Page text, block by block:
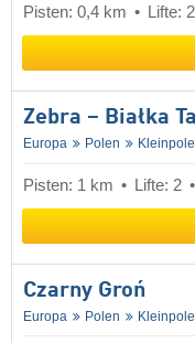
Pisten: 0,4 km Lifte: 2
Zebra – Białka
Europa Polen
Pisten: 1 km Lifte: 2
Czarny Groń
Europa Polen